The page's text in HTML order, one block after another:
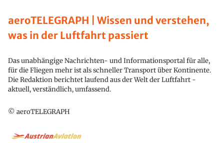
aeroTELEGRAPH | Wissen und verstehen,
was in der Luftfahrt passiert
Das unabhängige Nachrichten- und Informationsportal für alle,
für die Fliegen mehr ist als schneller Transport über Kontinente.
Die Redaktion berichtet laufend aus der Welt der Luftfahrt -
aktuell, verständlich, umfassend.
© aeroTELEGRAPH